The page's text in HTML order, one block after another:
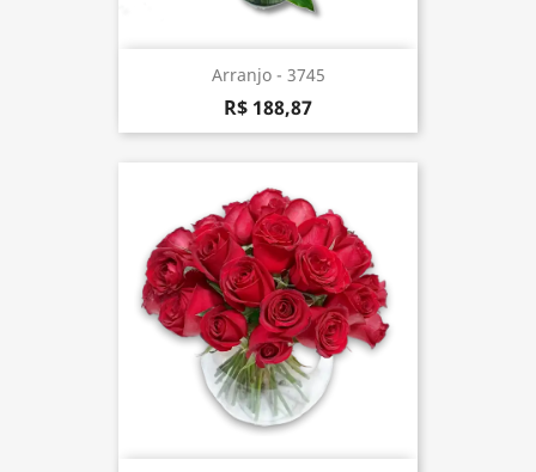
Arranjo - 3745
R$ 188,87